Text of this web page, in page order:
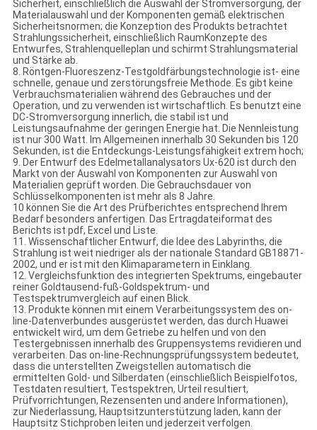
Sicherheit, einschließlich die Auswahl der Stromversorgung, der
Materialauswahl und der Komponenten gemäß elektrischen
Sicherheitsnormen; die Konzeption des Produkts betrachtet
Strahlungssicherheit, einschließlich RaumKonzepte des
Entwurfes, Strahlenquelleplan und schirmt Strahlungsmaterial
und Stärke ab.
8. Röntgen-Fluoreszenz-Testgoldfärbungstechnologie ist- eine
schnelle, genaue und zerstörungsfreie Methode. Es gibt keine
Verbrauchsmaterialien während des Gebrauches und der
Operation, und zu verwenden ist wirtschaftlich. Es benutzt eine
DC-Stromversorgung innerlich, die stabil ist und
Leistungsaufnahme der geringen Energie hat. Die Nennleistung
ist nur 300 Watt. Im Allgemeinen innerhalb 30 Sekunden bis 120
Sekunden, ist die Entdeckungs-Leistungsfähigkeit extrem hoch;
9. Der Entwurf des Edelmetallanalysators Ux-620 ist durch den
Markt von der Auswahl von Komponenten zur Auswahl von
Materialien geprüft worden. Die Gebrauchsdauer von
Schlüsselkomponenten ist mehr als 8 Jahre.
10 können Sie die Art des Prüfberichtes entsprechend Ihrem
Bedarf besonders anfertigen. Das Ertragdateiformat des
Berichts ist pdf, Excel und Liste.
11. Wissenschaftlicher Entwurf, die Idee des Labyrinths, die
Strahlung ist weit niedriger als der nationale Standard GB18871-
2002, und er ist mit den Klimaparametern in Einklang.
12. Vergleichsfunktion des integrierten Spektrums, eingebauter
reiner Goldtausend-fuß-Goldspektrum- und
Testspektrumvergleich auf einen Blick.
13. Produkte können mit einem Verarbeitungssystem des on-
line-Datenverbundes ausgerüstet werden, das durch Huawei
entwickelt wird, um dem Getriebe zu helfen und von den
Testergebnissen innerhalb des Gruppensystems revidieren und
verarbeiten. Das on-line-Rechnungsprüfungssystem bedeutet,
dass die unterstellten Zweigstellen automatisch die
ermittelten Gold- und Silberdaten (einschließlich Beispielfotos,
Testdaten resultiert, Testspektren, Urteil resultiert,
Prüfvorrichtungen, Rezensenten und andere Informationen),
zur Niederlassung, Hauptsitzunterstützung laden, kann der
Hauptsitz Stichproben leiten und jederzeit verfolgen.